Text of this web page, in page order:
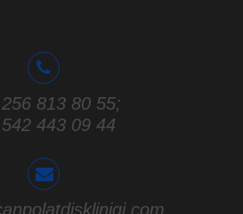
813 80 55;
443 09 44